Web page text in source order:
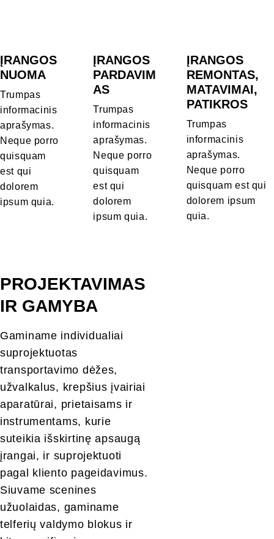
ĮRANGOS
NUOMA
Trumpas
informacinis
aprašymas.
Neque porro
quisquam
est qui
dolorem
ipsum quia.
ĮRANGOS
PARDAVIM
AS
Trumpas
informacinis
aprašymas.
Neque porro
quisquam
est qui
dolorem
ipsum quia.
ĮRANGOS
REMONTAS,
MATAVIMAI,
PATIKROS
Trumpas
informacinis
aprašymas.
Neque porro
quisquam est qui
dolorem ipsum
quia.
PROJEKTAVIMAS
IR GAMYBA
Gaminame individualiai
suprojektuotas
transportavimo dėžes,
užvalkalus, krepšius įvairiai
aparatūrai, prietaisams ir
instrumentams, kurie
suteikia išskirtinę apsaugą
įrangai, ir suprojektuoti
pagal kliento pageidavimus.
Siuvame scenines
užuolaidas, gaminame
telferių valdymo blokus ir